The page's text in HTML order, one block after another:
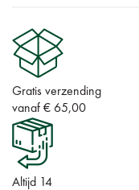
Gratis verzending
vanaf € 65,00
Altijd 14